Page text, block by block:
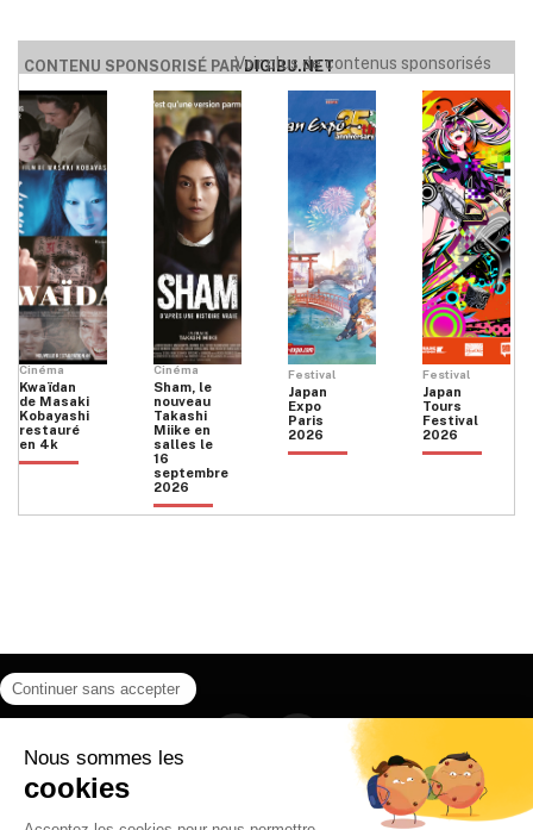
CONTENU SPONSORISÉ PARDIGIBU.NET
Voir plus de contenus sponsorisés
Cinéma
Kwaïdan
de Masaki
Kobayashi
restauré
en 4k
Cinéma
Sham, le
nouveau
Takashi
Miike en
salles le
16
septembre
2026
Festival
Japan
Expo
Paris
2026
Festival
Japan
Tours
Festival
2026
Instagram
CONTACT